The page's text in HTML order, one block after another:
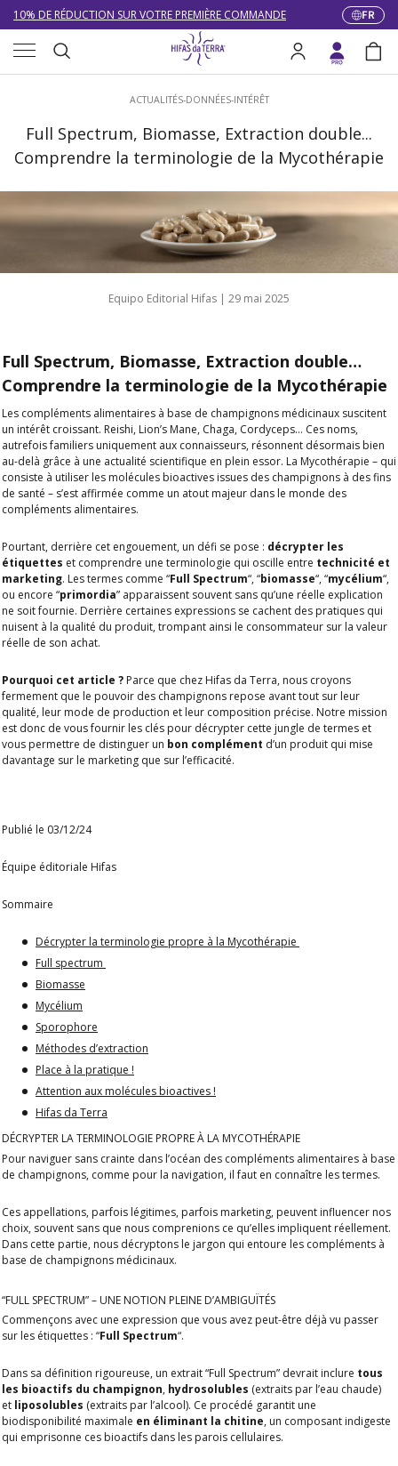
Aller au contenu
10% DE RÉDUCTION SUR VOTRE PREMIÈRE COMMANDE
LIVRAISON GRATUITE À PARTIR DE 100 €
DU 27/07 AU 09/08 : SERVICE CLIENT DE 9h30 À 12h30.
Langue
FR
Recherche Se connecter
ACTUALITÉS-DONNÉES-INTÉRÊT
Full Spectrum, Biomasse, Extraction double...
Comprendre la terminologie de la Mycothérapie
Equipo Editorial Hifas | 29 mai 2025
Full Spectrum, Biomasse, Extraction double…
Comprendre la terminologie de la Mycothérapie
Les compléments alimentaires à base de champignons médicinaux suscitent
un intérêt croissant. Reishi, Lion’s Mane, Chaga, Cordyceps… Ces noms,
autrefois familiers uniquement aux connaisseurs, résonnent désormais bien
au-delà grâce à une actualité scientifique en plein essor. La Mycothérapie – qui
consiste à utiliser les molécules bioactives issues des champignons à des fins
de santé – s’est affirmée comme un atout majeur dans le monde des
compléments alimentaires.
Pourtant, derrière cet engouement, un défi se pose : décrypter les
étiquettes et comprendre une terminologie qui oscille entre technicité et
marketing. Les termes comme “Full Spectrum“, “biomasse“, “mycélium“,
ou encore “primordia” apparaissent souvent sans qu’une réelle explication
ne soit fournie. Derrière certaines expressions se cachent des pratiques qui
nuisent à la qualité du produit, trompant ainsi le consommateur sur la valeur
réelle de son achat.
Pourquoi cet article ? Parce que chez Hifas da Terra, nous croyons
fermement que le pouvoir des champignons repose avant tout sur leur
qualité, leur mode de production et leur composition précise. Notre mission
est donc de vous fournir les clés pour décrypter cette jungle de termes et
vous permettre de distinguer un bon complément d’un produit qui mise
davantage sur le marketing que sur l’efficacité.
Publié le 03/12/24
Équipe éditoriale Hifas
Sommaire
Décrypter la terminologie propre à la Mycothérapie
Full spectrum
Biomasse
Mycélium
Sporophore
Méthodes d’extraction
Place à la pratique !
Attention aux molécules bioactives !
Hifas da Terra
DÉCRYPTER LA TERMINOLOGIE PROPRE À LA MYCOTHÉRAPIE
Pour naviguer sans crainte dans l’océan des compléments alimentaires à base
de champignons, comme pour la navigation, il faut en connaître les termes.
Ces appellations, parfois légitimes, parfois marketing, peuvent influencer nos
choix, souvent sans que nous comprenions ce qu’elles impliquent réellement.
Dans cette partie, nous décryptons le jargon qui entoure les compléments à
base de champignons médicinaux.
“FULL SPECTRUM” – UNE NOTION PLEINE D’AMBIGUÏTÉS
Commençons avec une expression que vous avez peut-être déjà vu passer
sur les étiquettes : “Full Spectrum“.
Dans sa définition rigoureuse, un extrait “Full Spectrum” devrait inclure tous
les bioactifs du champignon, hydrosolubles (extraits par l’eau chaude)
et liposolubles (extraits par l’alcool). Ce procédé garantit une
biodisponibilité maximale en éliminant la chitine, un composant indigeste
qui emprisonne ces bioactifs dans les parois cellulaires.